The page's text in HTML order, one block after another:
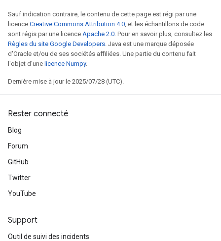
Sauf indication contraire, le contenu de cette page est régi par une
licence Creative Commons Attribution 4.0, et les échantillons de code
sont régis par une licence Apache 2.0. Pour en savoir plus, consultez les
Règles du site Google Developers. Java est une marque déposée
d'Oracle et/ou de ses sociétés affiliées. Une partie du contenu fait
l'objet d'une licence Numpy.
Dernière mise à jour le 2025/07/28 (UTC).
Rester connecté
Blog
Forum
GitHub
Twitter
YouTube
Support
Outil de suivi des incidents